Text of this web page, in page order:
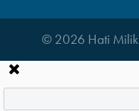
© 2026 Hati